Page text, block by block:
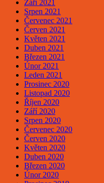
Září 2021
Srpen 2021
Červenec 2021
Červen 2021
Květen 2021
Duben 2021
Březen 2021
Únor 2021
Leden 2021
Prosinec 2020
Listopad 2020
Říjen 2020
Září 2020
Srpen 2020
Červenec 2020
Červen 2020
Květen 2020
Duben 2020
Březen 2020
Únor 2020